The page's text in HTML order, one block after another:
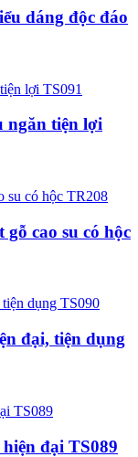
dáng độc đáo
ngăn tiện lợi
cao su có hộc
đại, tiện dụng
đại TS089